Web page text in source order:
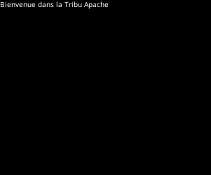
Bienvenue dans la Tribu Apache